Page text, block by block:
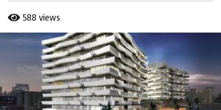
a
g
l
a
y
B
u
a
l
588 views